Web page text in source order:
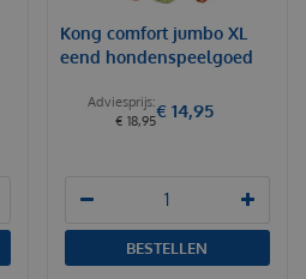
Kong comfort jumbo XL
eend hondenspeelgoed
€ 18,95€ 14,95
BESTELLEN